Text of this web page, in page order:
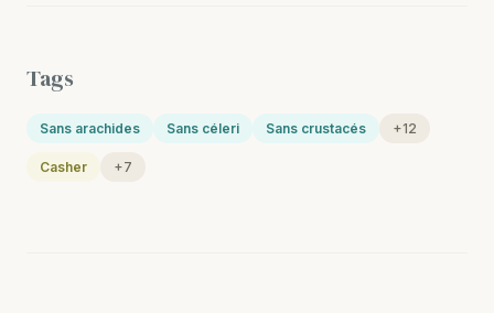
Tags
Sans arachides Sans céleri Sans crustacés +12
Casher +7